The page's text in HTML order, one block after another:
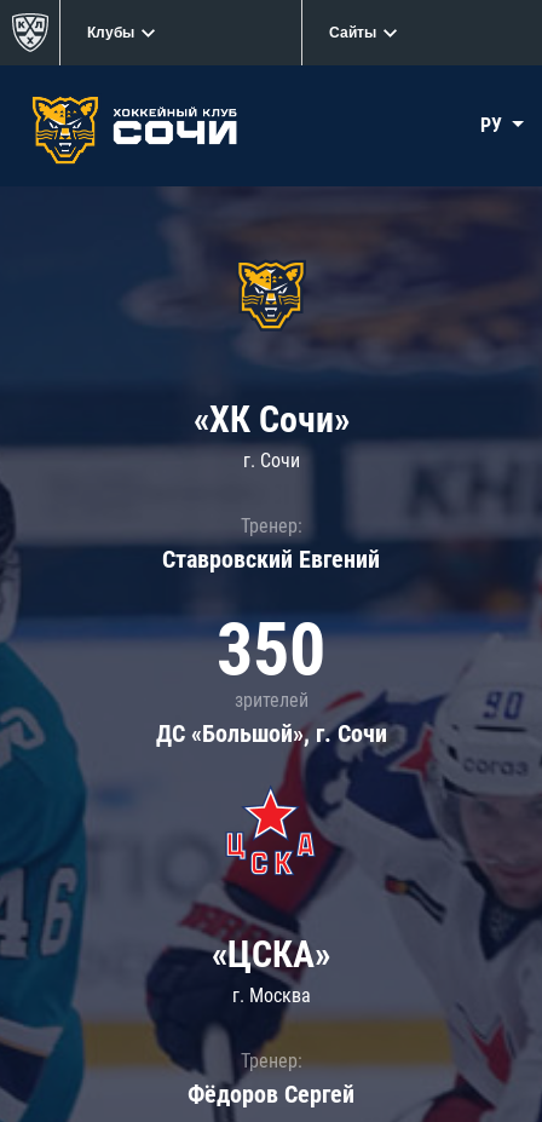
Клубы Сайты
РУ
«ХК Сочи»
г. Сочи
Тренер:
Ставровский Евгений
350
зрителей
ДС «Большой», г. Сочи
«ЦСКА»
г. Москва
Тренер:
Фёдоров Сергей